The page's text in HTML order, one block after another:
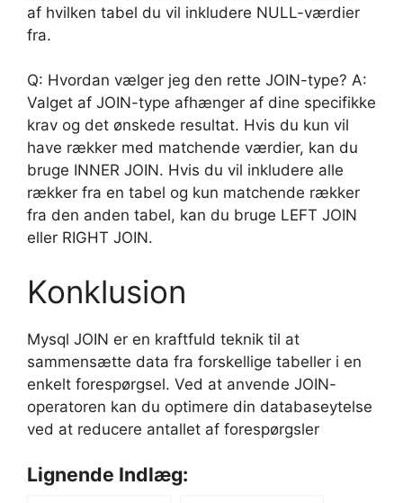
af hvilken tabel du vil inkludere NULL-værdier
fra.
Q: Hvordan vælger jeg den rette JOIN-type? A:
Valget af JOIN-type afhænger af dine specifikke
krav og det ønskede resultat. Hvis du kun vil
have rækker med matchende værdier, kan du
bruge INNER JOIN. Hvis du vil inkludere alle
rækker fra en tabel og kun matchende rækker
fra den anden tabel, kan du bruge LEFT JOIN
eller RIGHT JOIN.
Konklusion
Mysql JOIN er en kraftfuld teknik til at
sammensætte data fra forskellige tabeller i en
enkelt forespørgsel. Ved at anvende JOIN-
operatoren kan du optimere din databaseytelse
ved at reducere antallet af forespørgsler
Lignende Indlæg: